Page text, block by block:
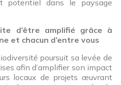
potentiel dans le paysage
d’être amplifié grâce à
et chacun d’entre vous
poursuit sa levée de
afin d’amplifier son impact
locaux de projets œuvrant